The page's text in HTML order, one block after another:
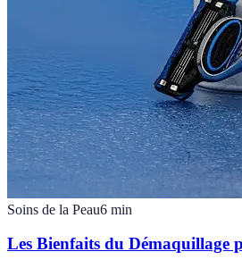
Soins de la Peau6 min
Les Bienfaits du Démaquillage